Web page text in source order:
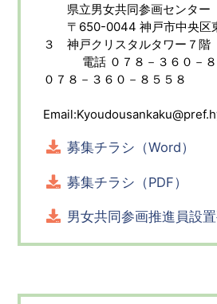
県立男女共同参画センター
〒650-0044 神戸市中央区
３ 神戸クリスタルタワー７階
電話 ０７８－３６０－
０７８－３６０－８５５８
募集チラシ（Word）
募集チラシ（PDF）
男女共同参画推進員設